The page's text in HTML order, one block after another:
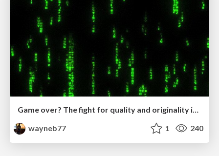
Game over? The fight for quality and originality in the time of robots
wayneb77
1 240